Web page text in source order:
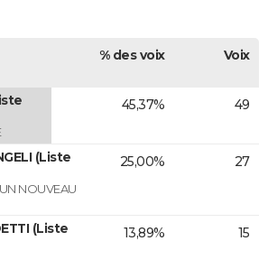
% des voix Voix
45,37% 49
(Liste
NOUVEAU
25,00% 27
(Liste
13,89% 15